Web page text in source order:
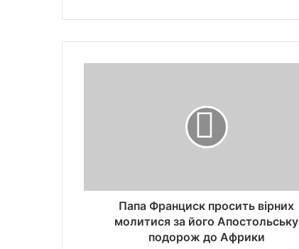
Папа Франциск просить вірних
молитися за його Апостольську
подорож до Африки